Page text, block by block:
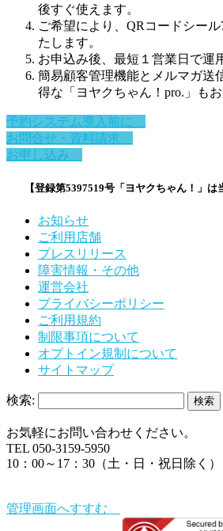
後すぐ使えます。
ご希望により、QRコードシー
たします。
お申込み後、最短１営業日で運
簡易顧客管理機能とメルマガ送
得な「ヨヤクちゃん！pro.」も
予約システム導入前に
お問合せ・資料請求
お申し込み
【登録第5397519号「ヨヤクちゃん！」は
お知らせ
ご利用店舗
プレスリリース
障害情報・その他
運営会社
プライバシーポリシー
ご利用規約
制限事項について
オプトイン規制について
サイトマップ
検索:
お気軽にお問い合わせください。
TEL 050-3159-5950
10：00～17：30（土・日・祝日除く）
管理画面へすすむ